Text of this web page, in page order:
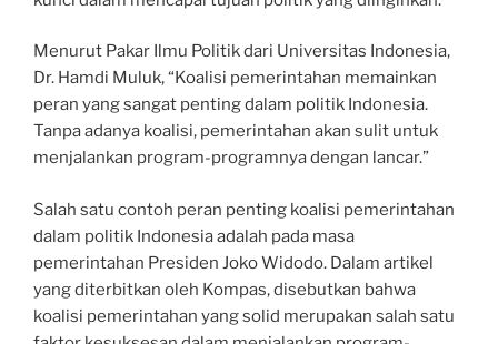
Menurut Pakar Ilmu Politik dari Universitas Indonesia,
Dr. Hamdi Muluk, “Koalisi pemerintahan memainkan
peran yang sangat penting dalam politik Indonesia.
Tanpa adanya koalisi, pemerintahan akan sulit untuk
menjalankan program-programnya dengan lancar.”
Salah satu contoh peran penting koalisi pemerintahan
dalam politik Indonesia adalah pada masa
pemerintahan Presiden Joko Widodo. Dalam artikel
yang diterbitkan oleh Kompas, disebutkan bahwa
koalisi pemerintahan yang solid merupakan salah satu